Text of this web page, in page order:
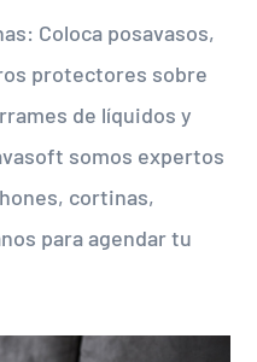
Coloca posavasos,
protectores sobre
de líquidos y
somos expertos
cortinas,
para agendar tu